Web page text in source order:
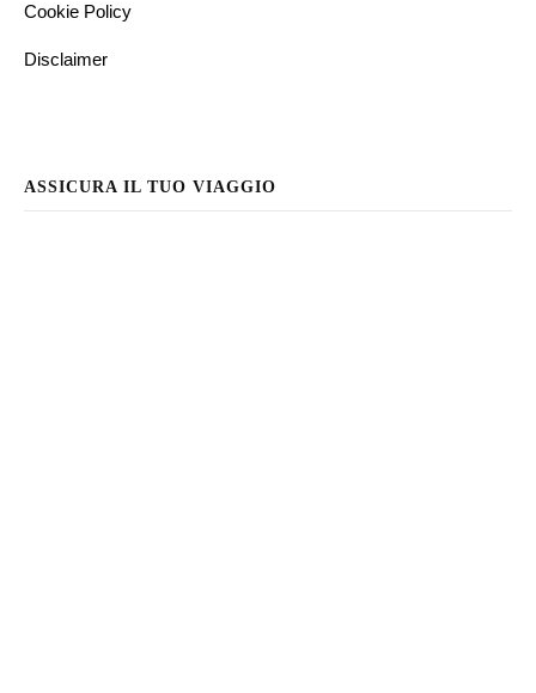
Cookie Policy
Disclaimer
ASSICURA IL TUO VIAGGIO